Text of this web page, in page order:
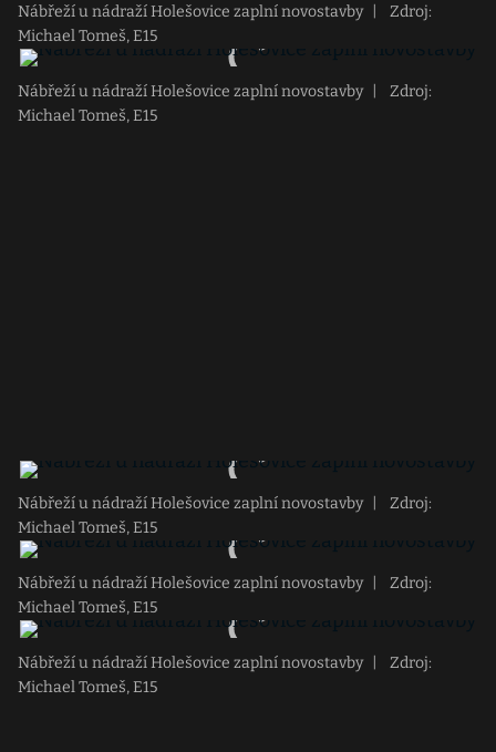
Nábřeží u nádraží Holešovice zaplní novostavby
Zdroj:
Michael Tomeš, E15
Nábřeží u nádraží Holešovice zaplní novostavby
Zdroj:
Michael Tomeš, E15
Nábřeží u nádraží Holešovice zaplní novostavby
Zdroj:
Michael Tomeš, E15
Nábřeží u nádraží Holešovice zaplní novostavby
Zdroj:
Michael Tomeš, E15
Nábřeží u nádraží Holešovice zaplní novostavby
Zdroj:
Michael Tomeš, E15